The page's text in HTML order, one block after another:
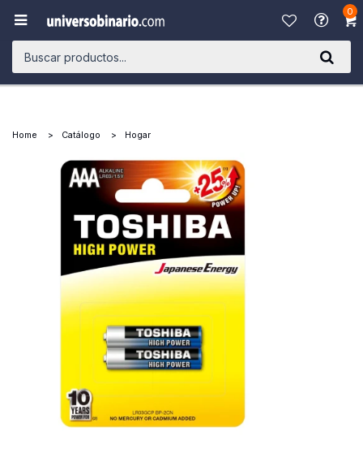
0

Home Catálogo Hogar